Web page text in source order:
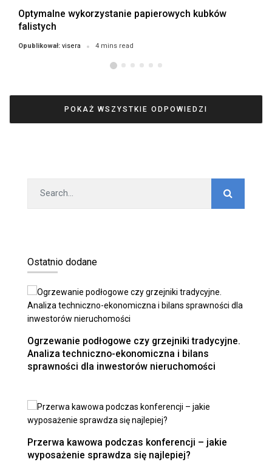
Optymalne wykorzystanie papierowych kubków
falistych
Opublikował: visera 4 mins read
POKAŻ WSZYSTKIE ODPOWIEDZI
Ostatnio dodane
Ogrzewanie podłogowe czy grzejniki tradycyjne.
Analiza techniczno-ekonomiczna i bilans
sprawności dla inwestorów nieruchomości
Przerwa kawowa podczas konferencji – jakie
wyposażenie sprawdza się najlepiej?